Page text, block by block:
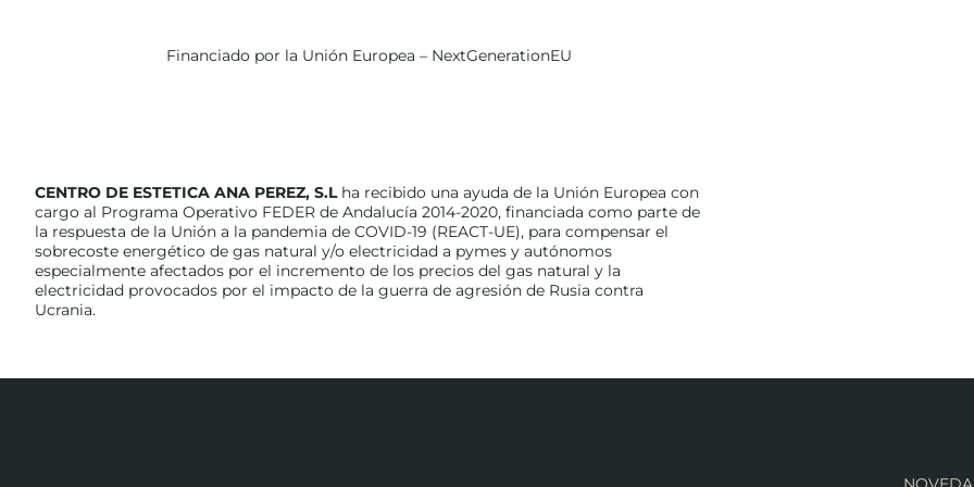
Financiado por la Unión Europea – NextGenerationEU
CENTRO DE ESTETICA ANA PEREZ, S.Lha recibido una ayuda de la Unión Europea con
cargo al Programa Operativo FEDER de Andalucía 2014-2020, financiada como parte de
la respuesta de la Unión a la pandemia de COVID-19 (REACT-UE), para compensar el
sobrecoste energético de gas natural y/o electricidad a pymes y autónomos
especialmente afectados por el incremento de los precios del gas natural y la
electricidad provocados por el impacto de la guerra de agresión de Rusia contra
Ucrania.